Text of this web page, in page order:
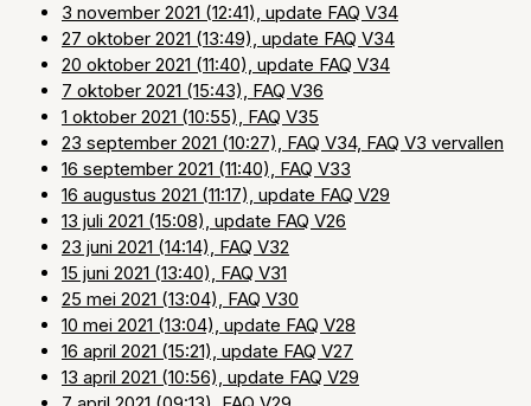
3 november 2021 (12:41), update FAQ V34
27 oktober 2021 (13:49), update FAQ V34
20 oktober 2021 (11:40), update FAQ V34
7 oktober 2021 (15:43), FAQ V36
1 oktober 2021 (10:55), FAQ V35
23 september 2021 (10:27), FAQ V34, FAQ V3 vervallen
16 september 2021 (11:40), FAQ V33
16 augustus 2021 (11:17), update FAQ V29
13 juli 2021 (15:08), update FAQ V26
23 juni 2021 (14:14), FAQ V32
15 juni 2021 (13:40), FAQ V31
25 mei 2021 (13:04), FAQ V30
10 mei 2021 (13:04), update FAQ V28
16 april 2021 (15:21), update FAQ V27
13 april 2021 (10:56), update FAQ V29